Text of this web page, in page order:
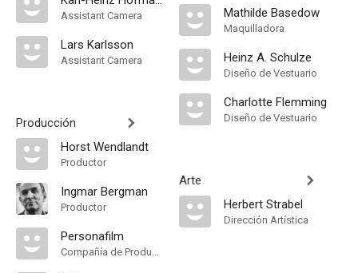
Assistant Camera
Lars Karlsson
Assistant Camera
Producción
Horst Wendlandt
Productor
Ingmar Bergman
Productor
Personafilm
Compañía de Produccion
Mathilde Basedow
Maquilladora
Heinz A. Schulze
Diseño de Vestuario
Charlotte Flemming
Diseño de Vestuario
Arte
Herbert Strabel
Dirección Artística